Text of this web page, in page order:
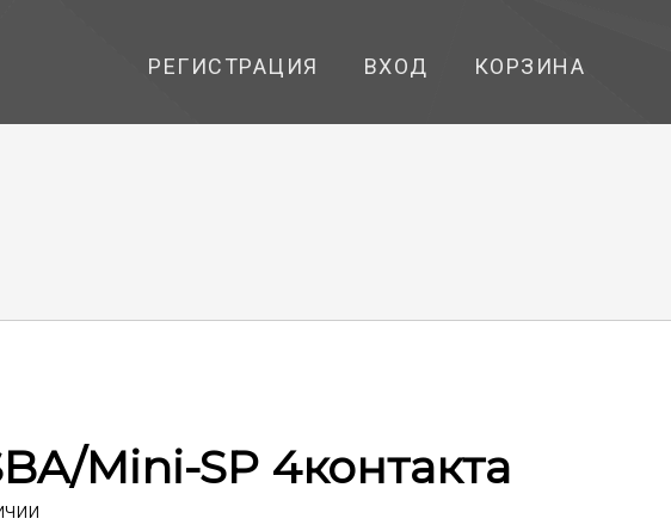
РЕГИСТРАЦИЯ ВХОД КОРЗИНА
Mini-SP 4контакта